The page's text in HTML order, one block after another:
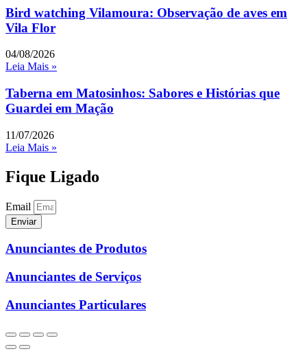
Bird watching Vilamoura: Observação de aves em
Vila Flor
04/08/2026
Leia Mais »
Taberna em Matosinhos: Sabores e Histórias que
Guardei em Mação
11/07/2026
Leia Mais »
Fique Ligado
Email
Enviar
Anunciantes de Produtos
Anunciantes de Serviços
Anunciantes Particulares